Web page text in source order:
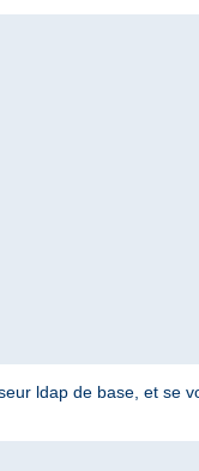
ldap de base, et se